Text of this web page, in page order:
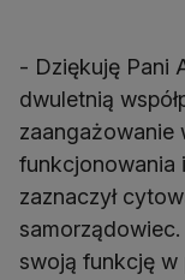
- Dziękuję Pani
dwuletnią
zaangażowanie
funkcjonowania
zaznaczył
samorządowiec.
swoją funkcję w